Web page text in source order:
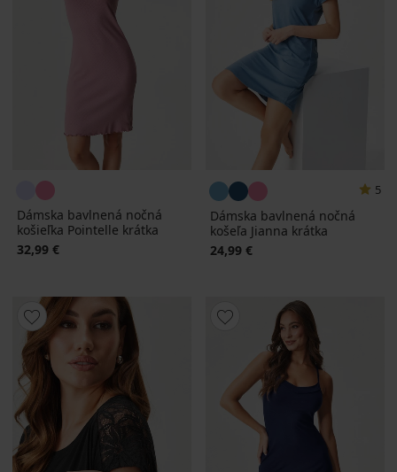
Dámska bavlnená nočná
košieľka Pointelle krátka
32,99 €
5
Dámska bavlnená nočná
košeľa Jianna krátka
24,99 €